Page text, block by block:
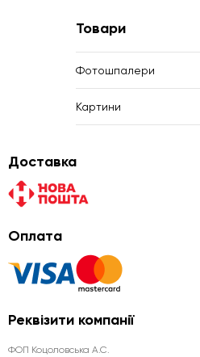
Товари
Фотошпалери
Картини
Доставка
Оплата
Реквізити компанії
ФОП Коцоловська А.С.